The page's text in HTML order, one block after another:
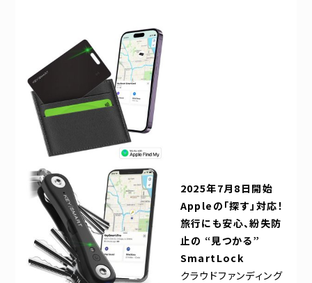
2025年7月8日開始
Appleの「探す」対応！
旅行にも安心、紛失防
止の “見つかる”
SmartLock
クラウドファンディング